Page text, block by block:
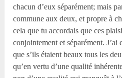
chacun d’eux séparément; mais
commune aux deux, et propre à
cela que tu accordais que ces
conjointement et séparément. J’ai
que s’ils étaient beaux tous les
qu’en vertu d’une qualité